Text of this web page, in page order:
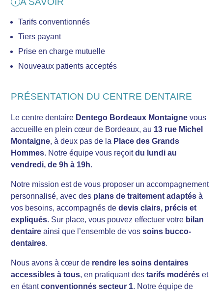
Tarifs conventionnés
Tiers payant
Prise en charge mutuelle
Nouveaux patients acceptés
PRÉSENTATION DU CENTRE DENTAIRE
Le centre dentaire Dentego Bordeaux Montaigne vous
accueille en plein cœur de Bordeaux, au 13 rue Michel
Montaigne, à deux pas de la Place des Grands
Hommes. Notre équipe vous reçoitdu lundi au
vendredi, de 9h à 19h.
Notre mission est de vous proposer un accompagnement
personnalisé, avec des plans de traitement adaptés à
vos besoins, accompagnés dedevis clairs, précis et
expliqués. Sur place, vous pouvez effectuer votre bilan
dentaire ainsi que l’ensemble de vossoins bucco-
dentaires.
Nous avons à cœur de rendre les soins dentaires
accessibles à tous, en pratiquant destarifs modérés et
en étantconventionnés secteur 1. Notre équipe de